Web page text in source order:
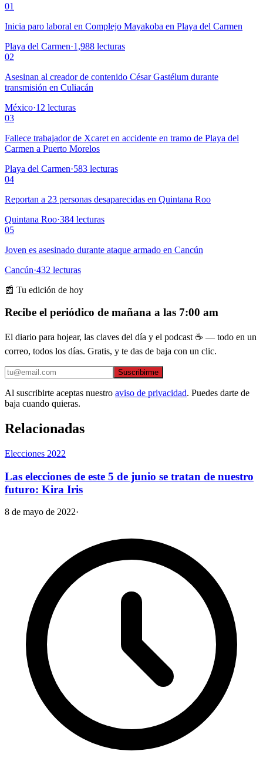
01
Inicia paro laboral en Complejo Mayakoba en Playa del Carmen
Playa del Carmen·1,988 lecturas
02
Asesinan al creador de contenido César Gastélum durante
transmisión en Culiacán
México·12 lecturas
03
Fallece trabajador de Xcaret en accidente en tramo de Playa del
Carmen a Puerto Morelos
Playa del Carmen·583 lecturas
04
Reportan a 23 personas desaparecidas en Quintana Roo
Quintana Roo·384 lecturas
05
Joven es asesinado durante ataque armado en Cancún
Cancún·432 lecturas
📰 Tu edición de hoy
Recibe el periódico de mañana a las 7:00 am
El diario para hojear, las claves del día y el podcast ☕ — todo en un
correo, todos los días. Gratis, y te das de baja con un clic.
Suscribirme
Al suscribirte aceptas nuestro aviso de privacidad. Puedes darte de
baja cuando quieras.
Relacionadas
Elecciones 2022
Las elecciones de este 5 de junio se tratan de nuestro
futuro: Kira Iris
8 de mayo de 2022·